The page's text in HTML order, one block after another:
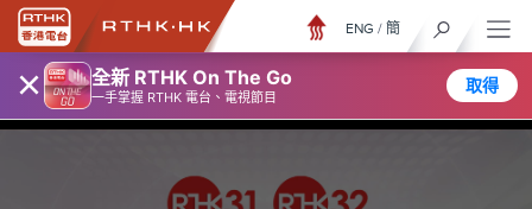
× 全新 RTHK On The Go
一手掌握 RTHK 電台、電視節目
取得
ENG / 簡